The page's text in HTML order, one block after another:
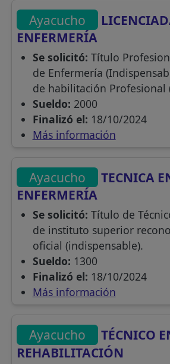
Ayacucho
ENFERMERÍA
Se solicitó: Título
de Enfermería
de habilitación Profesional
Sueldo: 2000
Finalizó el: 18/10/2024
Más información
Ayacucho
TECNICA
ENFERMERÍA
Se solicitó: Título de
de instituto superior
oficial (indispensable).
Sueldo: 1300
Finalizó el: 18/10/2024
Más información
Ayacucho
TÉCNICO
REHABILITACIÓN